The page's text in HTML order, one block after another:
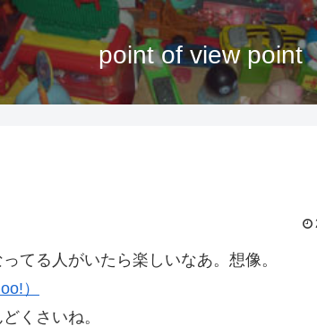
point of view point
てる人がいたら楽しいなあ。想像。
）
くさいね。